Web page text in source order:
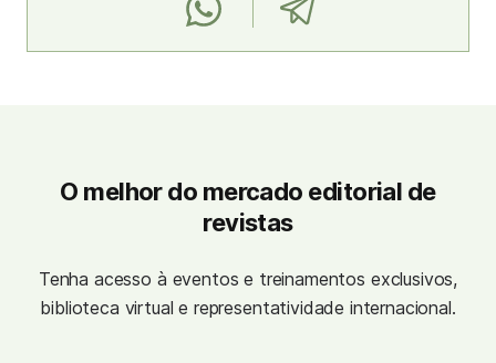
O melhor do mercado editorial de
revistas
Tenha acesso à eventos e treinamentos exclusivos,
biblioteca virtual e representatividade internacional.